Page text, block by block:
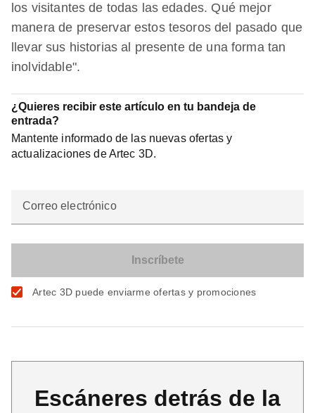
los visitantes de todas las edades. Qué mejor
manera de preservar estos tesoros del pasado que
llevar sus historias al presente de una forma tan
inolvidable".
¿Quieres recibir este artículo en tu bandeja de
entrada?
Mantente informado de las nuevas ofertas y
actualizaciones de Artec 3D.
Correo electrónico
Artec 3D puede enviarme ofertas y promociones
Escáneres detrás de la